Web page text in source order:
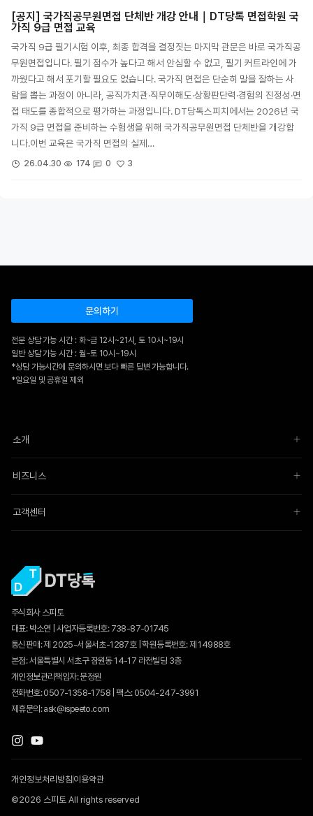
[공지] 국가직공무원면접 단체반 개강 안내｜DT당톡 면접학원 국
가직 9급 면접 교육
국가직 9급 필기시험 이후, 최종 합격을 결정짓는 마지막 관문은 바로 국가직공
무원면접입니다. 필기 점수가 높다고 해서 안심할 수 없고, 필기 커트라인에 가
까웠다고 해서 포기할 필요도 없습니다. 국가직 면접은 단순히 말을 잘하는 사
람을 뽑는 과정이 아니라, 공직가치관·직무이해도·상황판단력·경험의 진정성·면
접 태도를 종합적으로 평가하는 과정입니다. DT당톡스피치에서는 2026년 국
가직 9급 면접을 준비하는 수험생을 위해 국가직공무원면접 단체반을 개강합
니다.이번 교육은 국가직 면접의 실제…
26.04.30 174 0 3
문의하기
전문 상담 가능 시간 : 화~금 12시~21시, 토 10시~19시
일반 상담 가능 시간 : 월~토 10시~19시
*상담 가능시간에 문의하시면 보다 빠른 답변 가능합니다.
*일요일 및 공휴일 제외
소개
비즈니스
고객센터
주식회사 스피토
대표: 박소연 | 사업자등록번호: 738-87-01745
통신판매:제 2025-서울서초-1287호| 학원등록번호: 제 14988호
본점: 서울특별시 서초구 잠원동 14-17 라전빌딩 3층
개인정보관리책임자: 문정원
전화번호: 0507-1358-1758 | 팩스: 0504-247-3991
제휴문의: ask@ispeeto.com
©2026 스피토 All rights reserved
개인정보처리방침 이용약관